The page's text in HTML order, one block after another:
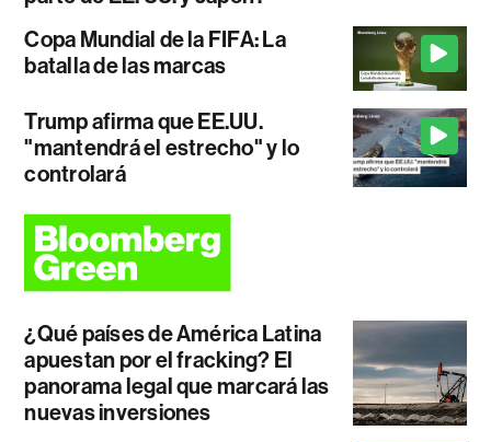
Copa Mundial de la FIFA: La
batalla de las marcas
Trump afirma que EE.UU.
"mantendrá el estrecho" y lo
controlará
¿Qué países de América Latina
apuestan por el fracking? El
panorama legal que marcará las
nuevas inversiones